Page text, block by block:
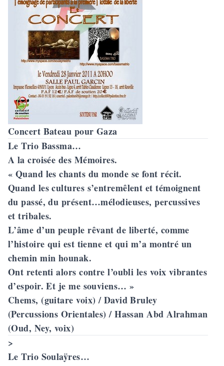
Concert Bateau pour Gaza
Le Trio Bassma…
A la croisée des Mémoires.
« Quand les chants du monde se font récit.
Quand les cultures s’entremêlent et témoignent
du passé, du présent…mélodieuses, percussives
et tribales.
L’âme d’un peuple rêvant de liberté, comme
l’histoire qui est tienne et qui m’a montré un
chemin min hounak.
Ont retenti alors contre l’oubli les voix vibrantes
d’espoir. Et je me souviens… »
Chems, (guitare voix) / David Bruley
(Percussions Orientales) / Hassan Abd Alrahman
(Oud, Ney, voix)
>
Le Trio Soulaÿres…